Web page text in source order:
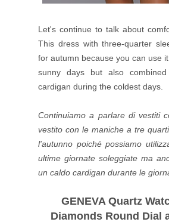
Let's continue to talk about
This dress with three-quarter
for autumn because you can use
sunny days but also
cardigan during the coldest days.
Continuiamo a parlare di vestiti
vestito con le maniche a tre
l'autunno poiché possiamo
ultime giornate soleggiate ma
un caldo cardigan durante le
GENEVA Quartz
Diamonds Round Dial